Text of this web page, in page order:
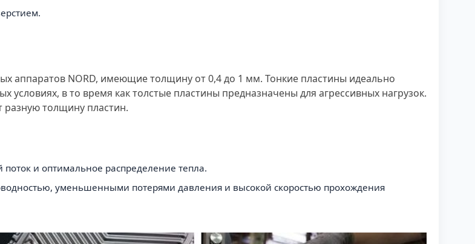
аппаратов NORD, имеющие толщину от 0,4 до 1 мм. Тонкие пластины идеально
в то время как толстые пластины предназначены для агрессивных нагрузок.
разную толщину пластин.
и оптимальное распределение тепла.
уменьшенными потерями давления и высокой скоростью прохождения